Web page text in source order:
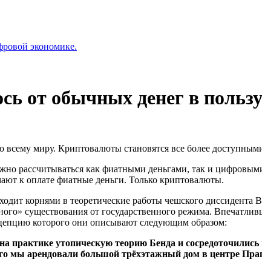
экономике.
от обычных денег в
миру. Криптовалюты становятся все более
рассчитываться как фиатными деньгами, так и
к оплате фиатные деньги. Только криптовалюты.
корнями в теоретические работы чешского
существования от государственного режима.
которого они описывают следующим образом:
практике утопическую теорию Бенда и
мы арендовали большой трёхэтажный дом в центре